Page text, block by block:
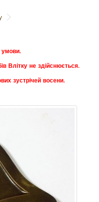
умови.
Влітку не здійснюється.
зустрічей восени.